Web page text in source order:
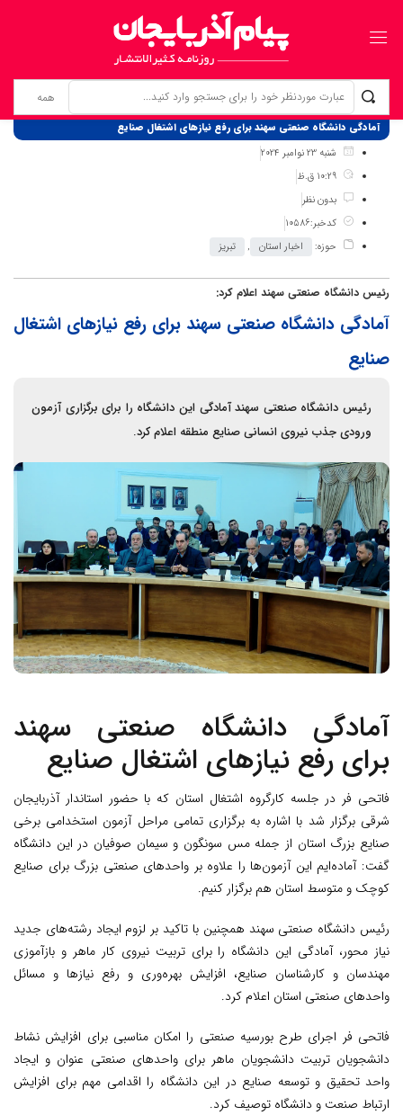
برگ نخست
نوشته‌ها
آمادگی دانشگاه صنعتی سهند برای رفع نیازهای اشتغال صنایع
شنبه 23 نوامبر 2024
10:29 ق.ظ
بدون نظر
کدخبر:10586
حوزه:
اخبار استان , تبریز
رئیس دانشگاه صنعتی سهند اعلام کرد:
آمادگی دانشگاه صنعتی سهند برای رفع نیازهای اشتغال
صنایع
رئیس دانشگاه صنعتی سهند آمادگی این دانشگاه را برای برگزاری آزمون
ورودی جذب نیروی انسانی صنایع منطقه اعلام کرد.
آمادگی دانشگاه صنعتی سهند
برای رفع نیازهای اشتغال صنایع
فاتحی فر در جلسه کارگروه اشتغال استان که با حضور استاندار آذربایجان
شرقی برگزار شد با اشاره به برگزاری تمامی مراحل آزمون استخدامی برخی
صنایع بزرگ استان از جمله مس سونگون و سیمان صوفیان در این دانشگاه
گفت: آماده‌ایم این آزمون‌ها را علاوه بر واحدهای صنعتی بزرگ برای صنایع
کوچک و متوسط استان هم برگزار کنیم.
رئیس دانشگاه صنعتی سهند همچنین با تاکید بر لزوم ایجاد رشته‌های جدید
نیاز محور، آمادگی این دانشگاه را برای تربیت نیروی کار ماهر و بازآموزی
مهندسان و کارشناسان صنایع، افزایش بهره‌وری و رفع نیازها و مسائل
واحدهای صنعتی استان اعلام کرد.
فاتحی فر اجرای طرح بورسیه صنعتی را امکان مناسبی برای افزایش نشاط
دانشجویان تربیت دانشجویان ماهر برای واحدهای صنعتی عنوان و ایجاد
واحد تحقیق و توسعه صنایع در این دانشگاه را اقدامی مهم برای افزایش
ارتباط صنعت و دانشگاه توصیف کرد.